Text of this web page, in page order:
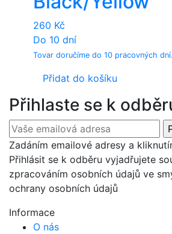
260 Kč
Do 10 dní
Tovar doručíme do 10 pracovných dní.
Přidat do košíku
Přihlaste se k
Zadáním emailové adresy a
Přihlásit se k odběru vyjadřujete
zpracováním osobních údajů ve
ochrany osobních údajů
Informace
O nás